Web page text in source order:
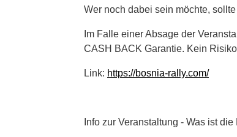
Wer noch dabei sein möchte,
Im Falle einer Absage der
CASH BACK Garantie. Kein
Link: https://bosnia-rally.com/
Info zur Veranstaltung - Was ist